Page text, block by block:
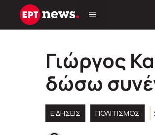
Μετάβαση
Γιώργος
δώσω
ΕΙΔΗΣΕΙΣ ΠΟΛΙΤΙΣΜΟΣ